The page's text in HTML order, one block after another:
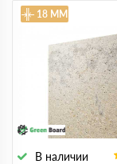
В наличии
18 ММ